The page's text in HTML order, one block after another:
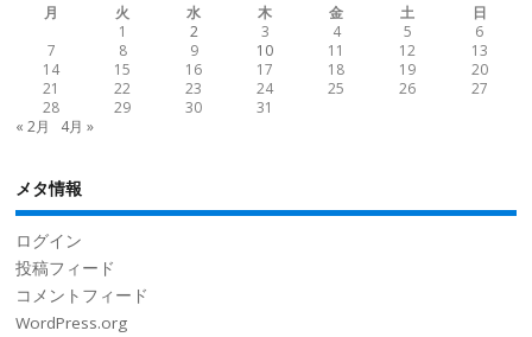
月 火 水 木 金 土
日
1
2 3 4 5
6
7
8 9 10 11 12
13
14
15 16 17 18 19
20
21
22 23 24 25 26
27
28
29 30
31
« 2月
4月 »
メタ情報
ログイン
投稿フィード
コメントフィード
WordPress.org